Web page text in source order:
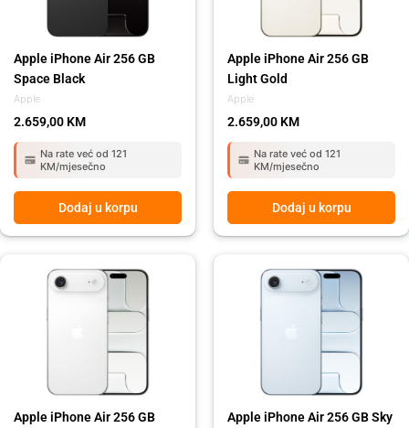
Apple
Apple iPhone Air 256 GB
Space Black
2.659,00 KM
Na rate već od 121
KM/mjesečno
Dodaj u korpu
Apple
Apple iPhone Air 256 GB
Light Gold
2.659,00 KM
Na rate već od 121
KM/mjesečno
Dodaj u korpu
Apple iPhone Air 256 GB
Apple iPhone Air 256 GB Sky